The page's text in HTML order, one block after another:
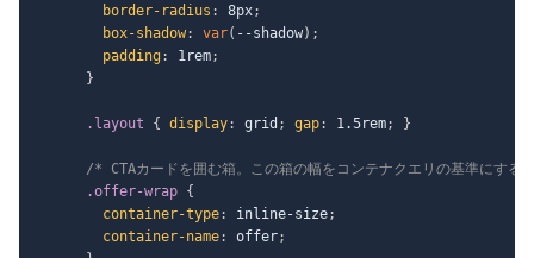
border-radius : 8px;
box-shadow: var( --shadow) ;
padding: 1rem;
}
.layout { display: grid ; gap: 1.5rem; }
/* CTAカードを囲む箱。この箱の幅をコンテナクエリの基準にす
.offer-wrap {
container-type: inline-size;
container-name: offer;